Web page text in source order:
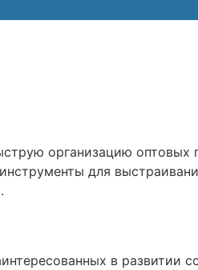
организацию оптовых
для
в развитии